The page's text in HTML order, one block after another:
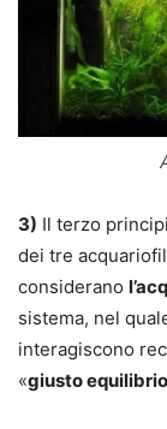
3) Il terzo
dei tre
considerano
sistema, nel
interagiscono
«giusto equilibrio